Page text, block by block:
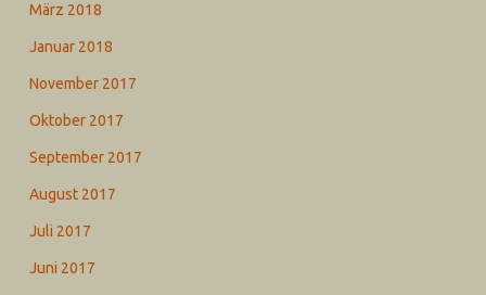
März 2018
Januar 2018
November 2017
Oktober 2017
September 2017
August 2017
Juli 2017
Juni 2017